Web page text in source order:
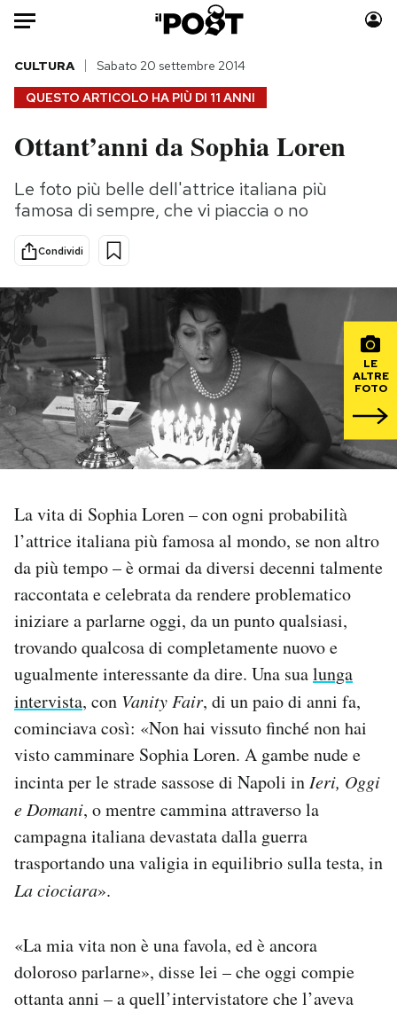
Auto
HOME
Italia
Politica
Internet
Economia
Sport
Moda
Consumismi
Altrecose
Mondiali calcio 2026
PODCAST
I MIEI PREFERITI
CALENDARIO
AREA PERSONALE
Area Personale
Newsletter
Notifiche mobile
Regala il Post
Hai bisogno di aiuto?
QUESTO ARTICOLO HA PIÙ DI 11 ANNI
CULTURA Sabato 20 settembre 2014
Ottant’anni da Sophia Loren
Le foto più belle dell'attrice italiana più
famosa di sempre, che vi piaccia o no
Condividi
LE
ALTRE
FOTO
La vita di Sophia Loren – con ogni probabilità
l’attrice italiana più famosa al mondo, se non altro
da più tempo – è ormai da diversi decenni talmente
raccontata e celebrata da rendere problematico
iniziare a parlarne oggi, da un punto qualsiasi,
trovando qualcosa di completamente nuovo e
ugualmente interessante da dire. Una sualunga
intervista, con Vanity Fair, di un paio di anni fa,
cominciava così: «Non hai vissuto finché non hai
visto camminare Sophia Loren. A gambe nude e
incinta per le strade sassose di Napoli inIeri, Oggi
e Domani, o mentre cammina attraverso la
campagna italiana devastata dalla guerra
trasportando una valigia in equilibrio sulla testa, in
La ciociara».
«La mia vita non è una favola, ed è ancora
doloroso parlarne», disse lei – che oggi compie
ottanta anni – a quell’intervistatore che l’aveva